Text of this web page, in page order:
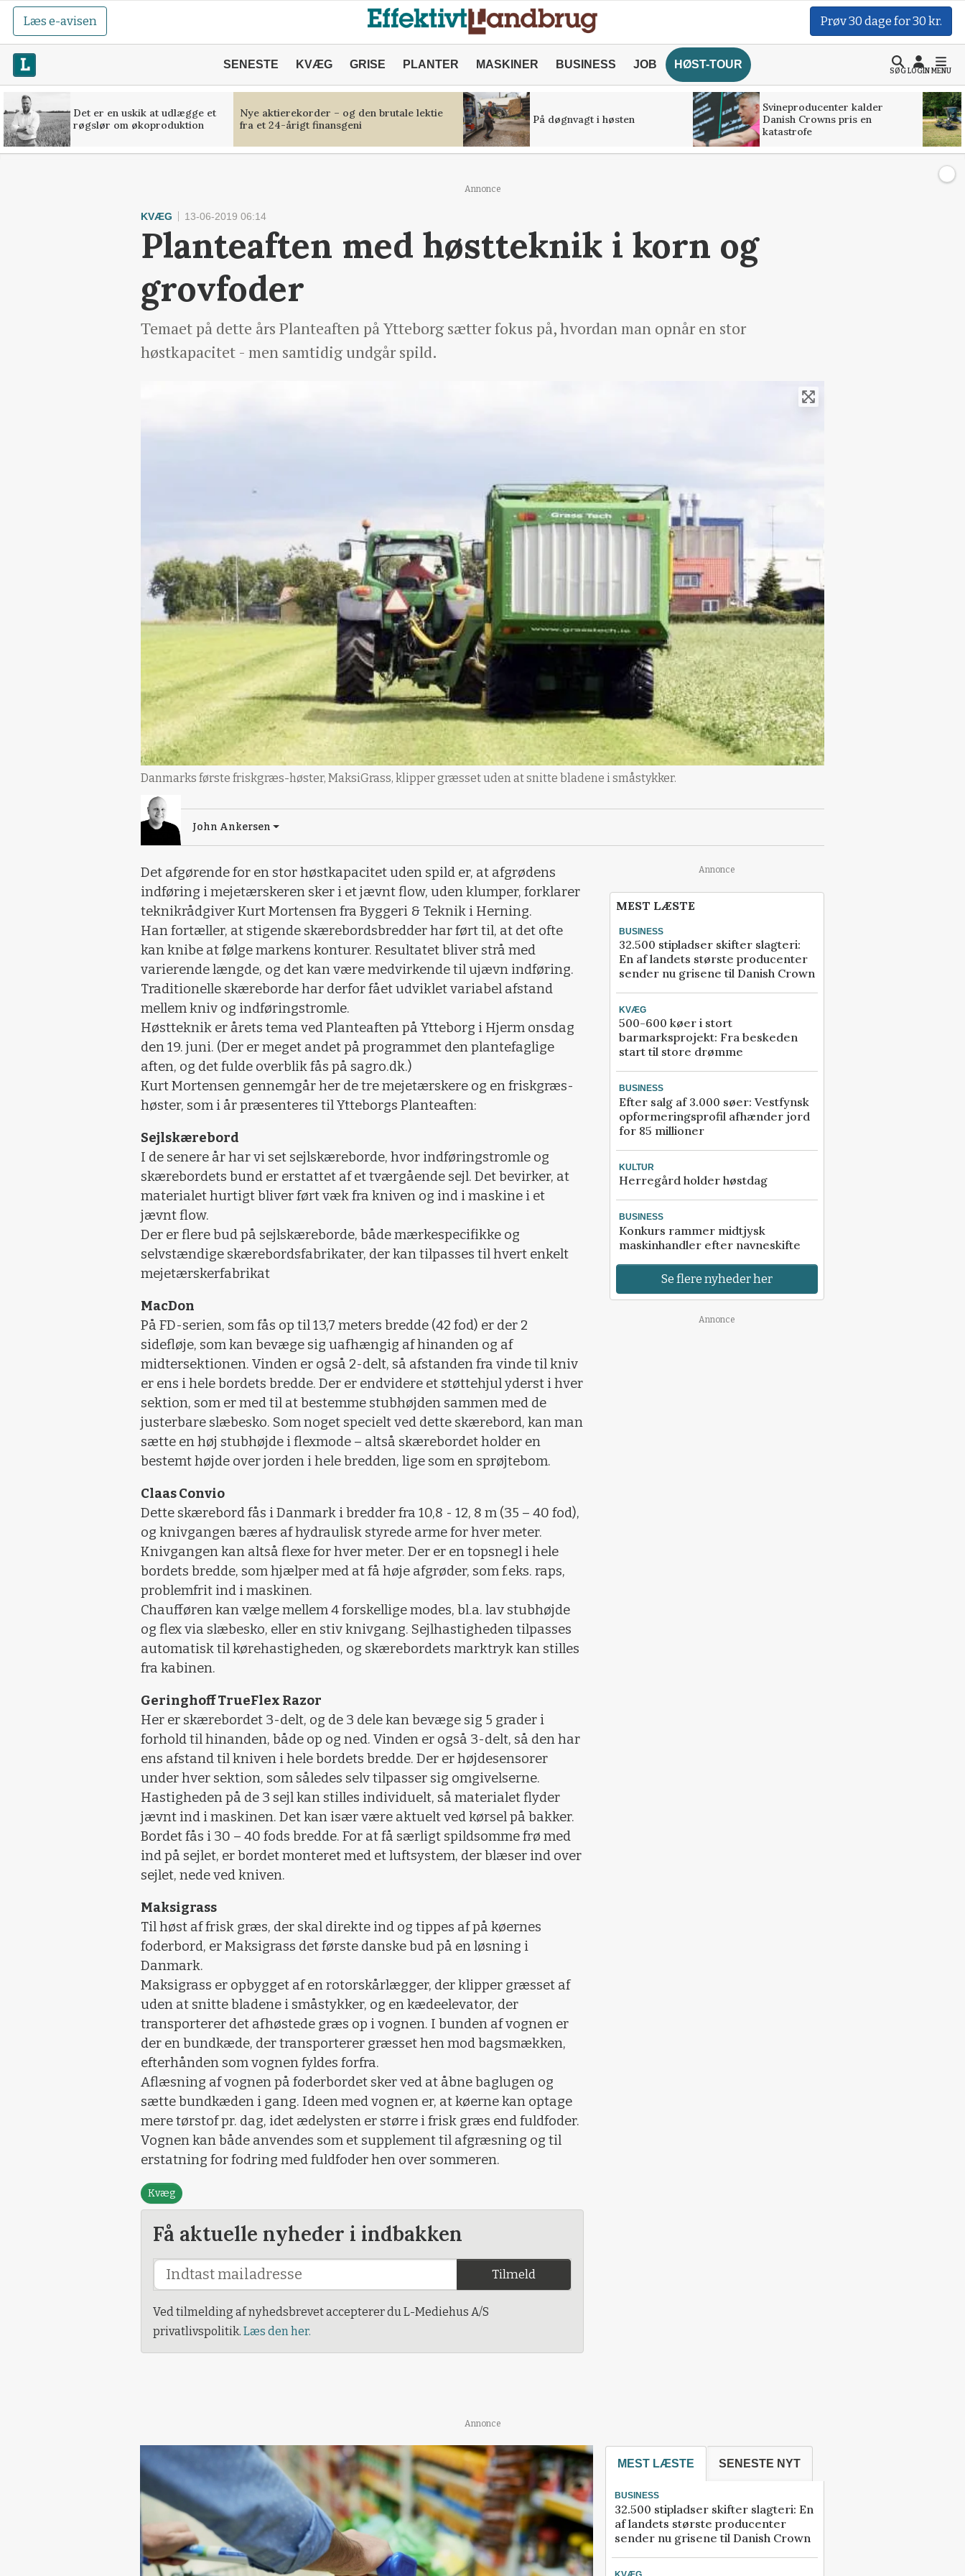
Læs e-avisen Prøv 30 dage for 30 kr.
SENESTE KVÆG GRISE PLANTER MASKINER BUSINESS JOB HØST-TOUR
SØGLOGINMENU
Det er en uskik at udlægge et
røgslør om økoproduktion
Nye aktierekorder – og den brutale lektie
fra et 24-årigt finansgeni
På døgnvagt i høsten
Svineproducenter kalder
Danish Crowns pris en
katastrofe
Annonce
KVÆG 13-06-2019 06:14
Planteaften med høstteknik i korn og
grovfoder
Temaet på dette års Planteaften på Ytteborg sætter fokus på, hvordan man opnår en stor
høstkapacitet - men samtidig undgår spild.
Danmarks første friskgræs-høster, MaksiGrass, klipper græsset uden at snitte bladene i småstykker.
John Ankersen
Det afgørende for en stor høstkapacitet uden spild er, at afgrødens
indføring i mejetærskeren sker i et jævnt flow, uden klumper, forklarer
teknikrådgiver Kurt Mortensen fra Byggeri & Teknik i Herning.
Han fortæller, at stigende skærebordsbredder har ført til, at det ofte
kan knibe at følge markens konturer. Resultatet bliver strå med
varierende længde, og det kan være medvirkende til ujævn indføring.
Traditionelle skæreborde har derfor fået udviklet variabel afstand
mellem kniv og indføringstromle.
Høstteknik er årets tema ved Planteaften på Ytteborg i Hjerm onsdag
den 19. juni. (Der er meget andet på programmet den plantefaglige
aften, og det fulde overblik fås på sagro.dk.)
Kurt Mortensen gennemgår her de tre mejetærskere og en friskgræs-
høster, som i år præsenteres til Ytteborgs Planteaften:
Sejlskærebord
I de senere år har vi set sejlskæreborde, hvor indføringstromle og
skærebordets bund er erstattet af et tværgående sejl. Det bevirker, at
materialet hurtigt bliver ført væk fra kniven og ind i maskine i et
jævnt flow.
Der er flere bud på sejlskæreborde, både mærkespecifikke og
selvstændige skærebordsfabrikater, der kan tilpasses til hvert enkelt
mejetærskerfabrikat
MacDon
På FD-serien, som fås op til 13,7 meters bredde (42 fod) er der 2
sidefløje, som kan bevæge sig uafhængig af hinanden og af
midtersektionen. Vinden er også 2-delt, så afstanden fra vinde til kniv
er ens i hele bordets bredde. Der er endvidere et støttehjul yderst i hver
sektion, som er med til at bestemme stubhøjden sammen med de
justerbare slæbesko. Som noget specielt ved dette skærebord, kan man
sætte en høj stubhøjde i flexmode – altså skærebordet holder en
bestemt højde over jorden i hele bredden, lige som en sprøjtebom.
Claas Convio
Dette skærebord fås i Danmark i bredder fra 10,8 - 12, 8 m (35 – 40 fod),
og knivgangen bæres af hydraulisk styrede arme for hver meter.
Knivgangen kan altså flexe for hver meter. Der er en topsnegl i hele
bordets bredde, som hjælper med at få høje afgrøder, som f.eks. raps,
problemfrit ind i maskinen.
Chaufføren kan vælge mellem 4 forskellige modes, bl.a. lav stubhøjde
og flex via slæbesko, eller en stiv knivgang. Sejlhastigheden tilpasses
automatisk til kørehastigheden, og skærebordets marktryk kan stilles
fra kabinen.
Geringhoff TrueFlex Razor
Her er skærebordet 3-delt, og de 3 dele kan bevæge sig 5 grader i
forhold til hinanden, både op og ned. Vinden er også 3-delt, så den har
ens afstand til kniven i hele bordets bredde. Der er højdesensorer
under hver sektion, som således selv tilpasser sig omgivelserne.
Hastigheden på de 3 sejl kan stilles individuelt, så materialet flyder
jævnt ind i maskinen. Det kan især være aktuelt ved kørsel på bakker.
Bordet fås i 30 – 40 fods bredde. For at få særligt spildsomme frø med
ind på sejlet, er bordet monteret med et luftsystem, der blæser ind over
sejlet, nede ved kniven.
Maksigrass
Til høst af frisk græs, der skal direkte ind og tippes af på køernes
foderbord, er Maksigrass det første danske bud på en løsning i
Danmark.
Maksigrass er opbygget af en rotorskårlægger, der klipper græsset af
uden at snitte bladene i småstykker, og en kædeelevator, der
transporterer det afhøstede græs op i vognen. I bunden af vognen er
der en bundkæde, der transporterer græsset hen mod bagsmækken,
efterhånden som vognen fyldes forfra.
Aflæsning af vognen på foderbordet sker ved at åbne baglugen og
sætte bundkæden i gang. Ideen med vognen er, at køerne kan optage
mere tørstof pr. dag, idet ædelysten er større i frisk græs end fuldfoder.
Vognen kan både anvendes som et supplement til afgræsning og til
erstatning for fodring med fuldfoder hen over sommeren.
Kvæg
Få aktuelle nyheder i indbakken
Tilmeld
Ved tilmelding af nyhedsbrevet accepterer du L-Mediehus A/S
privatlivspolitik. Læs den her.
Annonce
MEST LÆSTE
BUSINESS
32.500 stipladser skifter slagteri:
En af landets største producenter
sender nu grisene til Danish Crown
KVÆG
500-600 køer i stort
barmarksprojekt: Fra beskeden
start til store drømme
BUSINESS
Efter salg af 3.000 søer: Vestfynsk
opformeringsprofil afhænder jord
for 85 millioner
KULTUR
Herregård holder høstdag
BUSINESS
Konkurs rammer midtjysk
maskinhandler efter navneskifte
Se flere nyheder her
Annonce
Annonce
MEST LÆSTE SENESTE NYT
BUSINESS
32.500 stipladser skifter slagteri: En
af landets største producenter
sender nu grisene til Danish Crown